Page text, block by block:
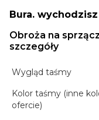
Bura.
Obroża na
szczegóły
Wygląd taśmy
Kolor taśmy (inne
ofercie)